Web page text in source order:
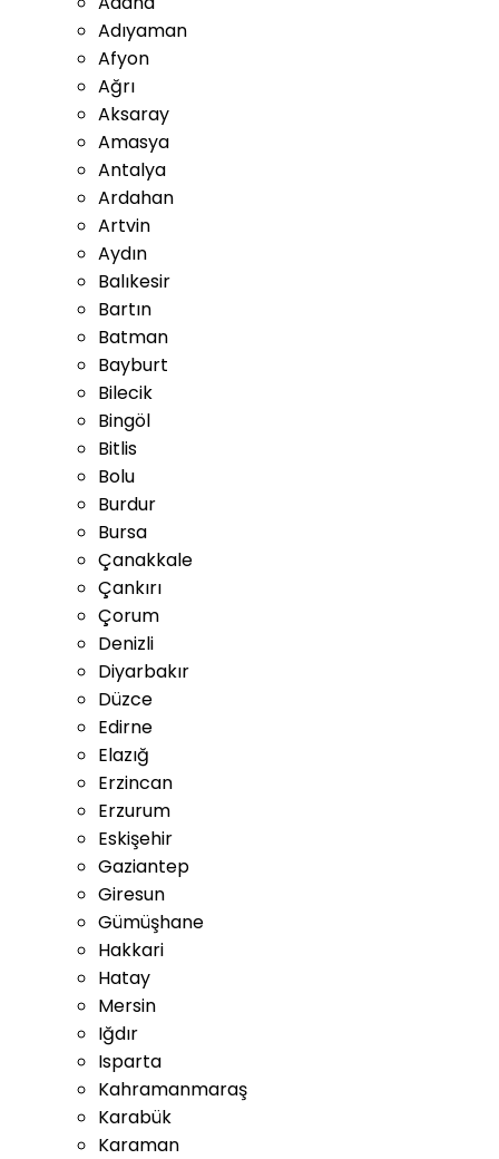
Adıyaman
Afyon
Ağrı
Aksaray
Amasya
Antalya
Ardahan
Artvin
Aydın
Balıkesir
Bartın
Batman
Bayburt
Bilecik
Bingöl
Bitlis
Bolu
Burdur
Bursa
Çanakkale
Çankırı
Çorum
Denizli
Diyarbakır
Düzce
Edirne
Elazığ
Erzincan
Erzurum
Eskişehir
Gaziantep
Giresun
Gümüşhane
Hakkari
Hatay
Mersin
Iğdır
Isparta
Kahramanmaraş
Karabük
Karaman